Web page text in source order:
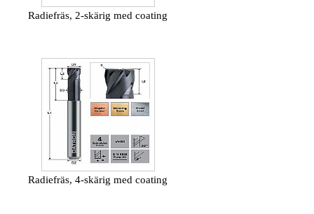
Radiefräs, 2-skärig med coating
Radiefräs, 4-skärig med coating